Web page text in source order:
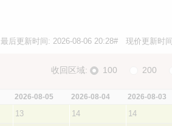
最后更新时间: 2026-08-06 20:28# 现价更新时
收回区域: 100 200
2026-08-05 2026-08-04 2026-08-03
13 14 14